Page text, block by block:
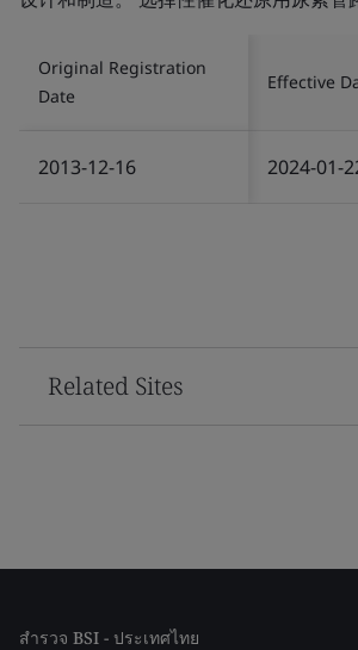
Original Registration
Date
Effective
2013-12-16 2024-01-
Related Sites
สำรวจ BSI - ประเทศไทย